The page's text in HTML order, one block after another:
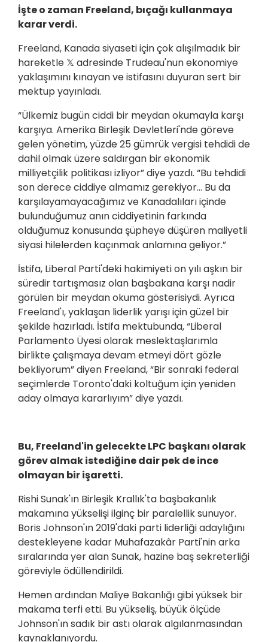
İşte o zaman Freeland, bıçağı kullanmaya
karar verdi.
Freeland, Kanada siyaseti için çok alışılmadık bir
hareketle 𝕏 adresinde Trudeau'nun ekonomiye
yaklaşımını kınayan ve istifasını duyuran sert bir
mektup yayınladı.
“Ülkemiz bugün ciddi bir meydan okumayla karşı
karşıya. Amerika Birleşik Devletleri'nde göreve
gelen yönetim, yüzde 25 gümrük vergisi tehdidi de
dahil olmak üzere saldırgan bir ekonomik
milliyetçilik politikası izliyor” diye yazdı. “Bu tehdidi
son derece ciddiye almamız gerekiyor... Bu da
karşılayamayacağımız ve Kanadalıları içinde
bulunduğumuz anın ciddiyetinin farkında
olduğumuz konusunda şüpheye düşüren maliyetli
siyasi hilelerden kaçınmak anlamına geliyor.”
İstifa, Liberal Parti'deki hakimiyeti on yılı aşkın bir
süredir tartışmasız olan başbakana karşı nadir
görülen bir meydan okuma gösterisiydi. Ayrıca
Freeland'ı, yaklaşan liderlik yarışı için güzel bir
şekilde hazırladı. İstifa mektubunda, “Liberal
Parlamento Üyesi olarak meslektaşlarımla
birlikte çalışmaya devam etmeyi dört gözle
bekliyorum” diyen Freeland, “Bir sonraki federal
seçimlerde Toronto'daki koltuğum için yeniden
aday olmaya kararlıyım” diye yazdı.
Bu, Freeland'in gelecekte LPC başkanı olarak
görev almak istediğine dair pek de ince
olmayan bir işaretti.
Rishi Sunak'ın Birleşik Krallık'ta başbakanlık
makamına yükselişi ilginç bir paralellik sunuyor.
Boris Johnson'ın 2019'daki parti liderliği adaylığını
destekleyene kadar Muhafazakâr Parti'nin arka
sıralarında yer alan Sunak, hazine baş sekreterliği
göreviyle ödüllendirildi.
Hemen ardından Maliye Bakanlığı gibi yüksek bir
makama terfi etti. Bu yükseliş, büyük ölçüde
Johnson'ın sadık bir astı olarak algılanmasından
kaynaklanıyordu.